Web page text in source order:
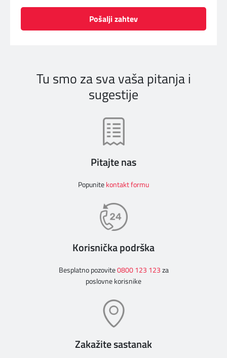
Pošalji zahtev
Tu smo za sva vaša pitanja i
sugestije
Pitajte nas
Popunitekontakt formu
Korisnička podrška
Besplatno pozovite0800 123 123za
poslovne korisnike
Zakažite sastanak